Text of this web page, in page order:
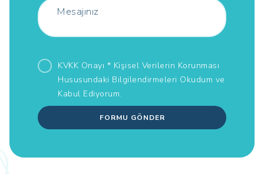
KVKK Onayı * Kişisel Verilerin Korunması
Hususundaki Bilgilendirmeleri Okudum ve
Kabul Ediyorum.
FORMU GÖNDER